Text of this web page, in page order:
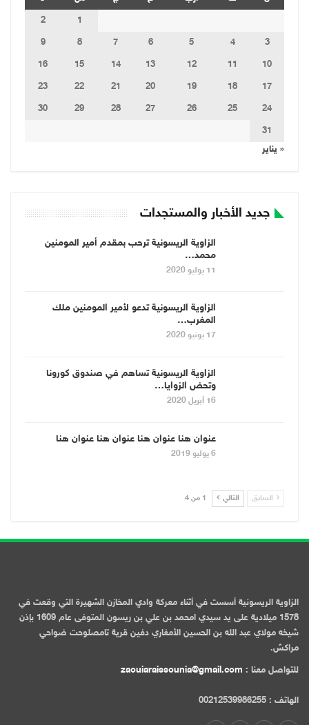
1
2
3
4
5
6
7
8
9
10
11
12
13
14
15
16
17
18
19
20
21
22
23
24
25
26
27
28
29
30
31
« يناير
جديد الأخبار والمستجدات
الزاوية الريسونية ترحب بمقدم أمير المومنين
محمد…
11 يوليو 2020
الزاوية الريسونية تدعو لأمير المومنين ملك
المغرب…
17 يونيو 2020
الزاوية الريسونية تساهم في صندوق كورونا
وتحض الزوايا…
16 أبريل 2020
عنوان هنا عنوان هنا عنوان هنا عنوان هنا
6 يوليو 2019
السابق التالي 1 من 4
الزاوية الريسونية أسست في أثناء معركة وادي المخازن الشهيرة التي وقعت في
1578 ميلادية على يد سيدي امحمد بن علي بن ريسون المتوفى عام 1609 بإذن
شيخه مولاي عبد الله بن الحسين الأمغاري دفين قرية تامصلوحت ضواحي
مراكش.
للتواصل معنا : zaouiaraissounia@gmail.com
الهاتف : 00212539986255